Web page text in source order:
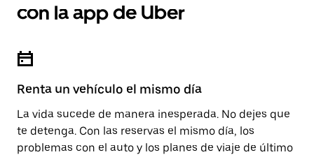
con la app de Uber
Renta un vehículo el mismo día
La vida sucede de manera inesperada. No dejes que
te detenga. Con las reservas el mismo día, los
problemas con el auto y los planes de viaje de último